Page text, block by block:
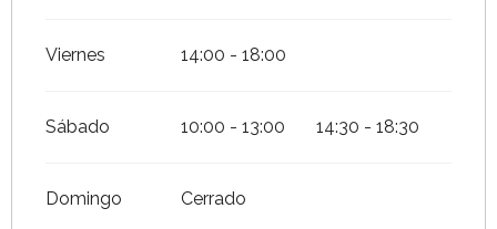
Viernes 14:00 - 18:00
Sábado 10:00 - 13:00 14:30 - 18:30
Domingo Cerrado